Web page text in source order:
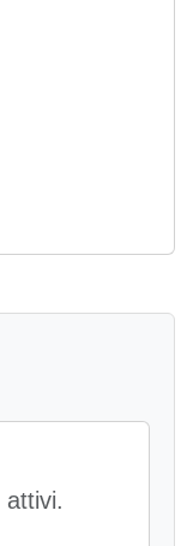
attivi.